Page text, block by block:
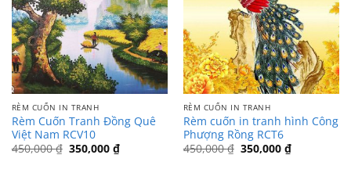
RÈM CUỐN IN TRANH
Rèm Cuốn Tranh Đồng Quê
Việt Nam RCV10
450,000₫ Giá
gốc
350,000 ₫Giá
hiện
RÈM CUỐN IN TRANH
Rèm cuốn in tranh hình Công
Phượng Rồng RCT6
450,000₫ Giá
gốc
350,000 ₫Giá
hiện